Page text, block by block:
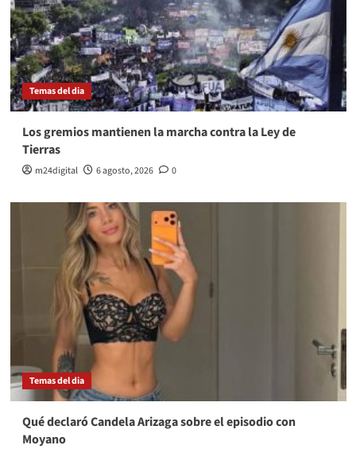
Temas del dia
Los gremios mantienen la marcha contra la Ley de
Tierras
m24digital 6 agosto, 2026 0
Temas del dia
Qué declaró Candela Arizaga sobre el episodio con
Moyano